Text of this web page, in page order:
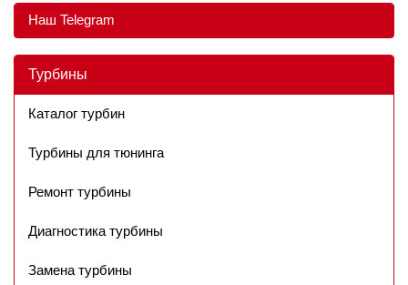
Наш Telegram
Турбины
Каталог турбин
Турбины для тюнинга
Ремонт турбины
Диагностика турбины
Замена турбины